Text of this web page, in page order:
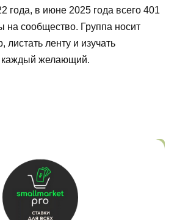
года, в июне 2025 года всего 401
на сообщество. Группа носит
листать ленту и изучать
каждый желающий.